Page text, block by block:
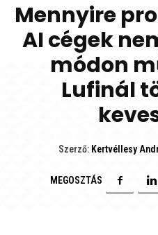
Mennyire
AI cégek
módon
Lufinál
Szerző: Kertvéllesy
MEGOSZTÁS